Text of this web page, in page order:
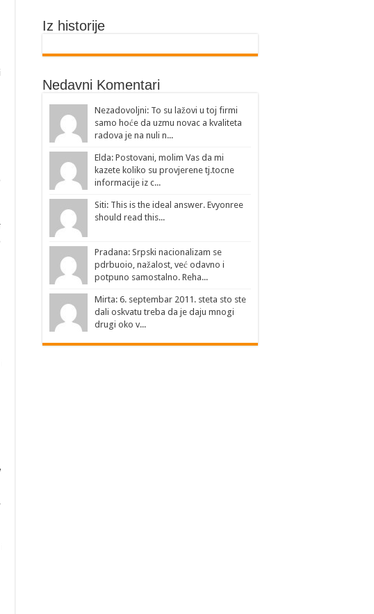
Iz historije
Nedavni Komentari
Nezadovoljni: To su lažovi u toj firmi
samo hoće da uzmu novac a kvaliteta
radova je na nuli n...
Elda: Postovani, molim Vas da mi
kazete koliko su provjerene tj.tocne
informacije iz c...
Siti: This is the ideal answer. Evyonree
should read this...
Pradana: Srpski nacionalizam se
pdrbuoio, nažalost, već odavno i
potpuno samostalno. Reha...
Mirta: 6. septembar 2011. steta sto ste
dali oskvatu treba da je daju mnogi
drugi oko v...